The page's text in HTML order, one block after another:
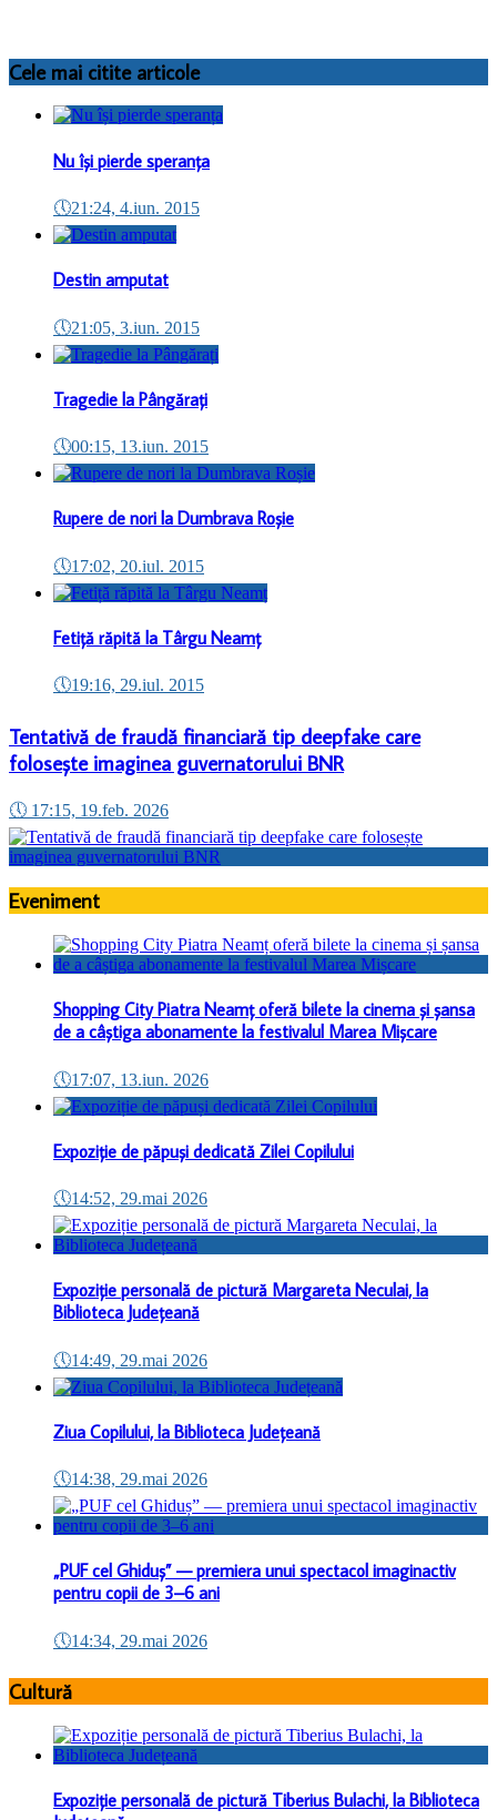
Cele mai citite articole
Nu își pierde speranța
🕔21:24, 4.iun. 2015
Destin amputat
🕔21:05, 3.iun. 2015
Tragedie la Pângărați
🕔00:15, 13.iun. 2015
Rupere de nori la Dumbrava Roșie
🕔17:02, 20.iul. 2015
Fetiță răpită la Târgu Neamț
🕔19:16, 29.iul. 2015
Tentativă de fraudă financiară tip deepfake care
folosește imaginea guvernatorului BNR
🕔 17:15, 19.feb. 2026
Eveniment
Shopping City Piatra Neamț oferă bilete la cinema și șansa
de a câștiga abonamente la festivalul Marea Mișcare
🕔17:07, 13.iun. 2026
Expoziție de păpuși dedicată Zilei Copilului
🕔14:52, 29.mai 2026
Expoziție personală de pictură Margareta Neculai, la
Biblioteca Județeană
🕔14:49, 29.mai 2026
Ziua Copilului, la Biblioteca Județeană
🕔14:38, 29.mai 2026
„PUF cel Ghiduș” — premiera unui spectacol imaginactiv
pentru copii de 3–6 ani
🕔14:34, 29.mai 2026
Cultură
Expoziție personală de pictură Tiberius Bulachi, la Biblioteca